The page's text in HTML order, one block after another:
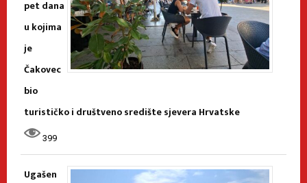
pet dana
u kojima
je
Čakovec
bio
turističko i društveno središte sjevera Hrvatske
399
Ugašen